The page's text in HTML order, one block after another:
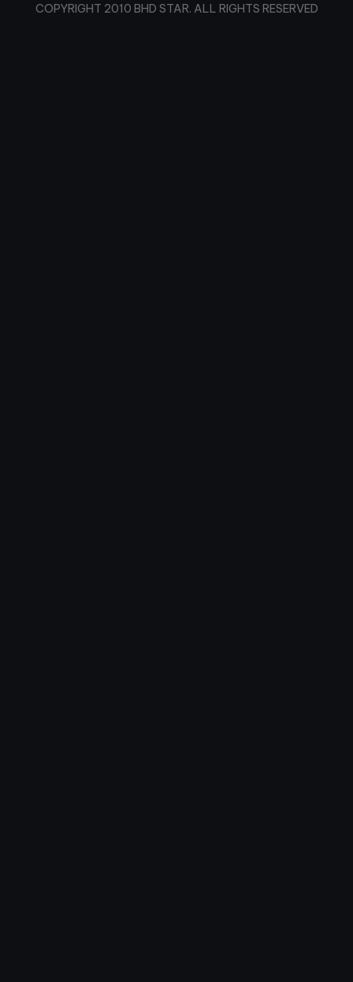
COPYRIGHT 2010 BHD STAR. ALL RIGHTS RESERVED